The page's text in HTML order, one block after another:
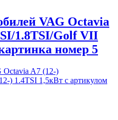
VAG Octavia
1.8TSI/Golf VII
номер 5
Octavia A7 (12-)
) 1.4TSI 1,5кВт с артикулом